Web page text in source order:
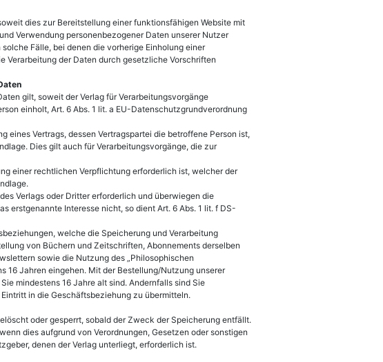
dies zur Bereitstellung einer funktionsfähigen Website mit
Verwendung personenbezogener Daten unserer Nutzer
Fälle, bei denen die vorherige Einholung einer
Verarbeitung der Daten durch gesetzliche Vorschriften
gilt, soweit der Verlag für Verarbeitungsvorgänge
einholt, Art. 6 Abs. 1 lit. a EU-Datenschutzgrundverordnung
eines Vertrags, dessen Vertragspartei die betroffene Person ist,
Dies gilt auch für Verarbeitungsvorgänge, die zur
einer rechtlichen Verpflichtung erforderlich ist, welcher der
Verlags oder Dritter erforderlich und überwiegen die
erstgenannte Interesse nicht, so dient Art. 6 Abs. 1 lit. f DS-
welche die Speicherung und Verarbeitung
von Büchern und Zeitschriften, Abonnements derselben
sowie die Nutzung des „Philosophischen
16 Jahren eingehen. Mit der Bestellung/Nutzung unserer
mindestens 16 Jahre alt sind. Andernfalls sind Sie
in die Geschäftsbeziehung zu übermitteln.
oder gesperrt, sobald der Zweck der Speicherung entfällt.
dies aufgrund von Verordnungen, Gesetzen oder sonstigen
denen der Verlag unterliegt, erforderlich ist.